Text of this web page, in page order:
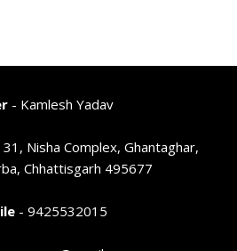
- Kamlesh Yadav
31, Nisha Complex, Ghantaghar,
Chhattisgarh 495677
- 9425532015